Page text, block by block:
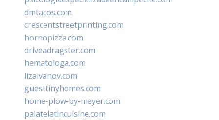
dmtacos.com
crescentstreetprinting.com
hornopizza.com
driveadragster.com
hematologa.com
lizaivanov.com
guesttinyhomes.com
home-plow-by-meyer.com
palatelatincuisine.com